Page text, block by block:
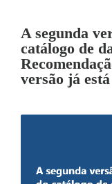
A segunda
catálogo de
versão já